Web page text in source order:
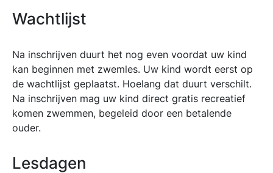
Wachtlijst
Na inschrijven duurt het nog even voordat uw kind
kan beginnen met zwemles. Uw kind wordt eerst op
de wachtlijst geplaatst. Hoelang dat duurt verschilt.
Na inschrijven mag uw kind direct gratis recreatief
komen zwemmen, begeleid door een betalende
ouder.
Lesdagen